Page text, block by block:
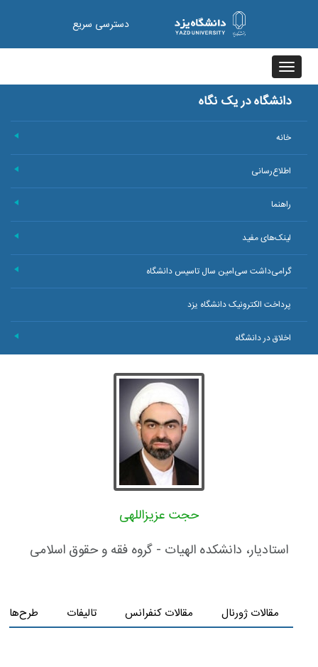
دسترسی سریع
Toggle
navigation
دانشگاه در یک نگاه
خانه
اطلاع‌رسانی
راهنما
لینک‌های مفید
گرامی‌داشت سی‌امین سال تاسیس دانشگاه
پرداخت الکترونیک دانشگاه یزد
اخلاق در دانشگاه
حجت عزیزاللهی
استادیار، دانشکده الهیات - گروه فقه و حقوق اسلامی
مقالات ژورنال مقالات کنفرانس تالیفات